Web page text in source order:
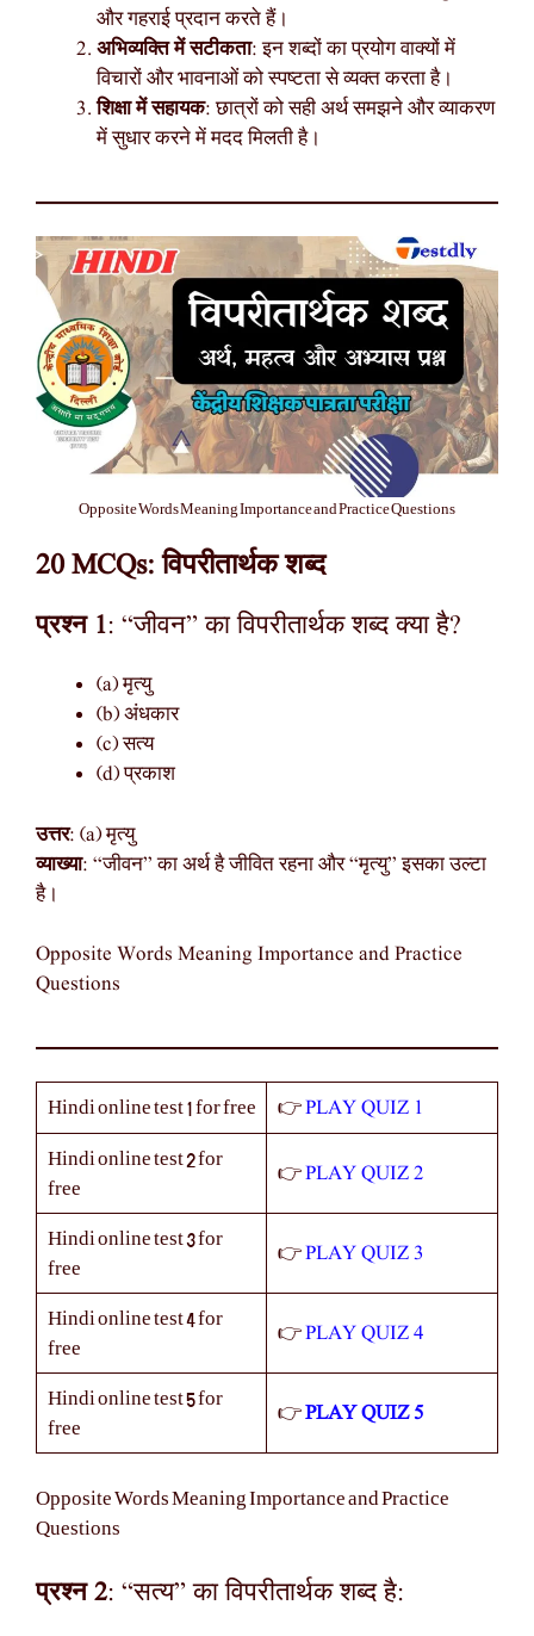
और गहराई प्रदान करते हैं।
अभिव्यक्ति में सटीकता: इन शब्दों का प्रयोग वाक्यों में
विचारों और भावनाओं को स्पष्टता से व्यक्त करता है।
शिक्षा में सहायक: छात्रों को सही अर्थ समझने और व्याकरण
में सुधार करने में मदद मिलती है।
Opposite Words Meaning Importance and Practice Questions
20 MCQs: विपरीतार्थक शब्द
प्रश्न 1: “जीवन” का विपरीतार्थक शब्द क्या है?
(a) मृत्यु
(b) अंधकार
(c) सत्य
(d) प्रकाश
उत्तर: (a) मृत्यु
व्याख्या: “जीवन” का अर्थ है जीवित रहना और “मृत्यु” इसका उल्टा
है।
Opposite Words Meaning Importance and Practice
Questions
Hindi online test 1 for free 👉 PLAY QUIZ 1
Hindi online test 2 for
free
👉 PLAY QUIZ 2
Hindi online test 3 for
free
👉 PLAY QUIZ 3
Hindi online test 4 for
free
👉 PLAY QUIZ 4
Hindi online test 5 for
free
👉 PLAY QUIZ 5
Opposite Words Meaning Importance and Practice
Questions
प्रश्न 2: “सत्य” का विपरीतार्थक शब्द है: